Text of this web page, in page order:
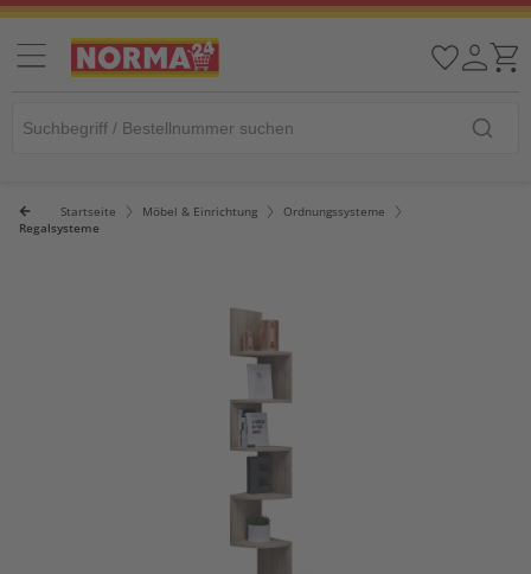
Startseite Möbel & Einrichtung
Ordnungssysteme
Regalsysteme